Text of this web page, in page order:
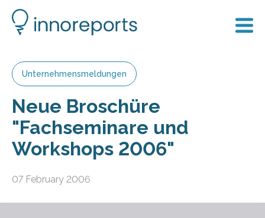
Unternehmensmeldungen
Neue Broschüre
"Fachseminare und
Workshops 2006"
07 February 2006